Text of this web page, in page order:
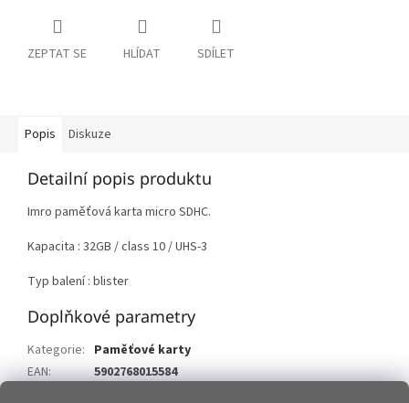
ZEPTAT SE HLÍDAT SDÍLET
Popis Diskuze
Detailní popis produktu
Imro paměťová karta micro SDHC.
Kapacita : 32GB / class 10 / UHS-3
Typ balení : blister
Doplňkové parametry
Kategorie: Paměťové karty
EAN:
5902768015584